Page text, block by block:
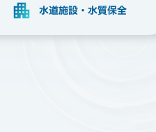
水道施設・水質保全